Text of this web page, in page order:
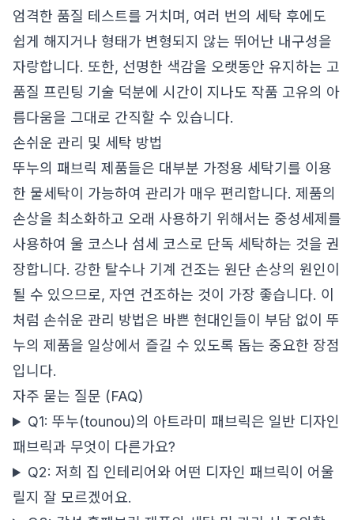
엄격한 품질 테스트를 거치며, 여러 번의 세탁 후에도
쉽게 해지거나 형태가 변형되지 않는 뛰어난 내구성을
자랑합니다. 또한, 선명한 색감을 오랫동안 유지하는 고
품질 프린팅 기술 덕분에 시간이 지나도 작품 고유의 아
름다움을 그대로 간직할 수 있습니다.
손쉬운 관리 및 세탁 방법
뚜누의 패브릭 제품들은 대부분 가정용 세탁기를 이용
한 물세탁이 가능하여 관리가 매우 편리합니다. 제품의
손상을 최소화하고 오래 사용하기 위해서는 중성세제를
사용하여 울 코스나 섬세 코스로 단독 세탁하는 것을 권
장합니다. 강한 탈수나 기계 건조는 원단 손상의 원인이
될 수 있으므로, 자연 건조하는 것이 가장 좋습니다. 이
처럼 손쉬운 관리 방법은 바쁜 현대인들이 부담 없이 뚜
누의 제품을 일상에서 즐길 수 있도록 돕는 중요한 장점
입니다.
자주 묻는 질문 (FAQ)
Q1: 뚜누(tounou)의 아트라미 패브릭은 일반 디자인
패브릭과 무엇이 다른가요?
Q2: 저희 집 인테리어와 어떤 디자인 패브릭이 어울
릴지 잘 모르겠어요.